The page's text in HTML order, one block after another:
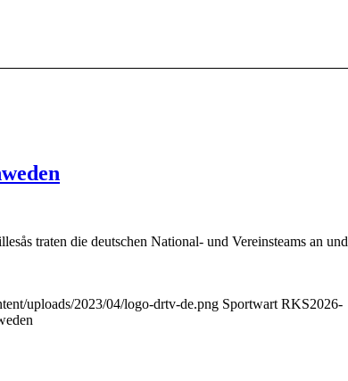
traten die deutschen National- und Vereinsteams an und
uploads/2023/04/logo-drtv-de.png Sportwart RKS2026-